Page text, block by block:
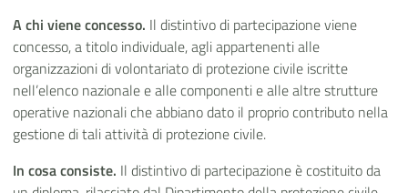
A chi viene concesso. Il distintivo di partecipazione viene
concesso, a titolo individuale, agli appartenenti alle
organizzazioni di volontariato di protezione civile iscritte
nell’elenco nazionale e alle componenti e alle altre strutture
operative nazionali che abbiano dato il proprio contributo nella
gestione di tali attività di protezione civile.
In cosa consiste. Il distintivo di partecipazione è costituito da